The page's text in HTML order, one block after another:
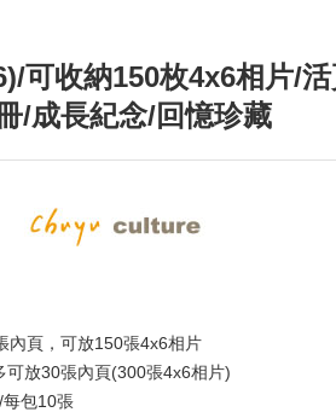
可收納150枚4x6相片/
/成長紀念/回憶珍藏
內頁，可放150張4x6相片
可放30張內頁(300張4x6相片)
包10張